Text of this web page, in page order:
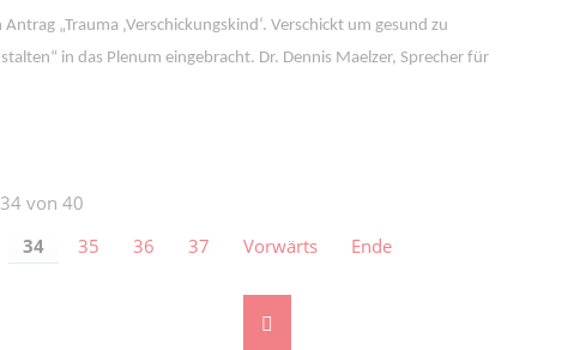
„Trauma ‚Verschickungskind‘. Verschickt um gesund zu
in das Plenum eingebracht. Dr. Dennis Maelzer, Sprecher für
von 40
34 35 36 37 Vorwärts Ende